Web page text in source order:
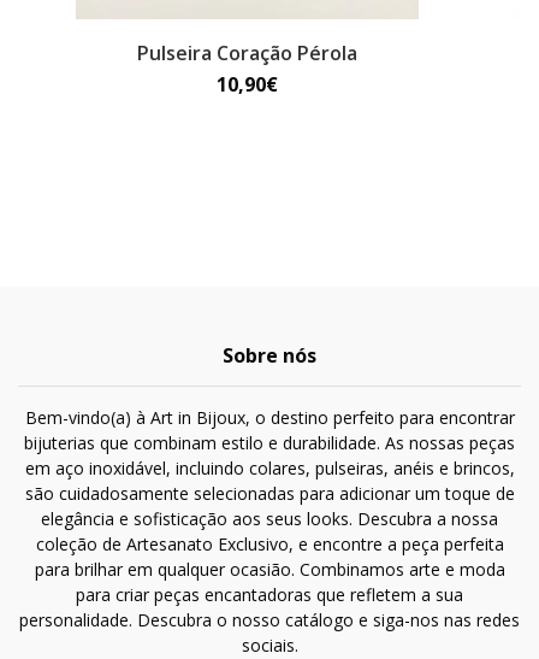
Pulseira Coração Pérola
10,90€
Sobre nós
Bem-vindo(a) à Art in Bijoux, o destino perfeito para encontrar
bijuterias que combinam estilo e durabilidade. As nossas peças
em aço inoxidável, incluindo colares, pulseiras, anéis e brincos,
são cuidadosamente selecionadas para adicionar um toque de
elegância e sofisticação aos seus looks. Descubra a nossa
coleção de Artesanato Exclusivo, e encontre a peça perfeita
para brilhar em qualquer ocasião. Combinamos arte e moda
para criar peças encantadoras que refletem a sua
personalidade. Descubra o nosso catálogo e siga-nos nas redes
sociais.